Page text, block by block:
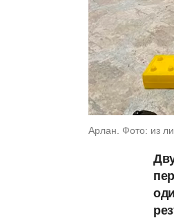
Арлан. Фото: из